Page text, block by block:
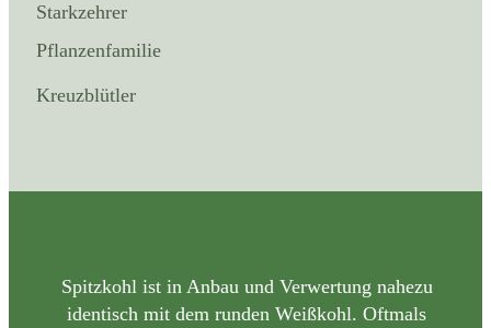
Starkzehrer
Pflanzenfamilie
Kreuzblütler
Spitzkohl ist in Anbau und Verwertung nahezu
identisch mit dem runden Weißkohl. Oftmals